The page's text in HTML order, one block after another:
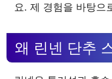
요. 제 경험을 바탕으
왜 린넨 단추